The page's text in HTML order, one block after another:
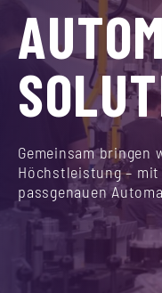
Gemeinsam
Höchstleistung –
passgenauen